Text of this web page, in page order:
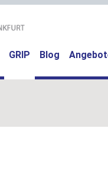
GRIP (current)
Blog